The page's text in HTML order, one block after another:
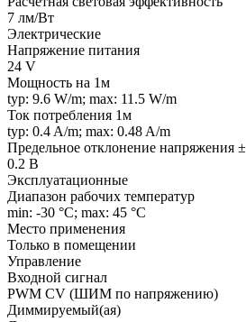
7 лм/Вт
Электрические
Напряжение питания
24 V
Мощность на 1м
typ: 9.6 W/m; max: 11.5 W/m
Ток потребления 1м
typ: 0.4 A/m; max: 0.48 A/m
Предельное отклонение напряжения ±
0.2 В
Эксплуатационные
Диапазон рабочих температур
min: -30 °C; max: 45 °C
Место применения
Только в помещении
Управление
Входной сигнал
PWM СV (ШИМ по напряжению)
Диммируемый(ая)